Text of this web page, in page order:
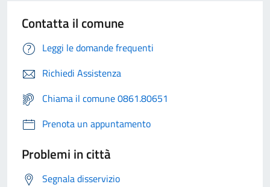
Contatta il comune
Leggi le domande frequenti
Richiedi Assistenza
Chiama il comune 0861.80651
Prenota un appuntamento
Problemi in città
Segnala disservizio